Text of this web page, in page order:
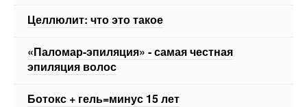
Целлюлит: что это такое
«Паломар-эпиляция» - самая честная
эпиляция волос
Ботокс + гель=минус 15 лет